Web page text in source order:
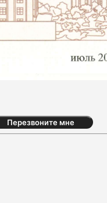
Перезвоните мне